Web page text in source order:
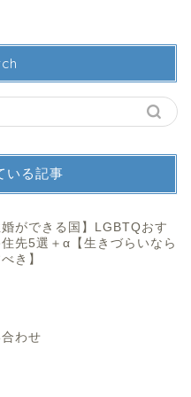
いる記事
婚ができる国】LGBTQおす
先5選＋α【生きづらいなら
き】
わせ